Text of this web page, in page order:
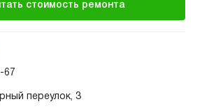
стоимость ремонта
67
переулок, 3